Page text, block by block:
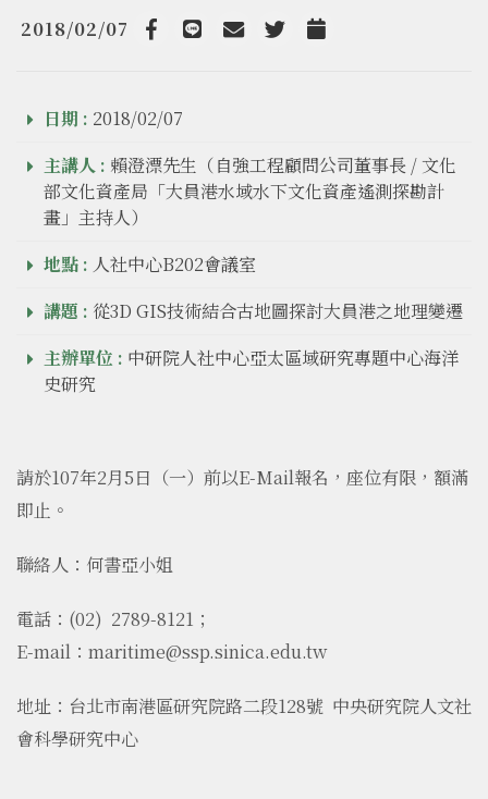
2018/02/07
Facebook TwitterAdd to Calendar
日期 : 2018/02/07
主講人 : 賴澄漂先生（自強工程顧問公司董事長 / 文化
部文化資產局「大員港水域水下文化資產遙測探勘計
畫」主持人）
地點 : 人社中心B202會議室
講題 : 從3D GIS技術結合古地圖探討大員港之地理變遷
主辦單位 : 中研院人社中心亞太區域研究專題中心海洋
史研究
請於107年2月5日（一）前以E-Mail報名，座位有限，額滿
即止。
聯絡人：何書亞小姐
電話：(02) 2789-8121；
E-mail：maritime@ssp.sinica.edu.tw
地址：台北市南港區研究院路二段128號 中央研究院人文社
會科學研究中心